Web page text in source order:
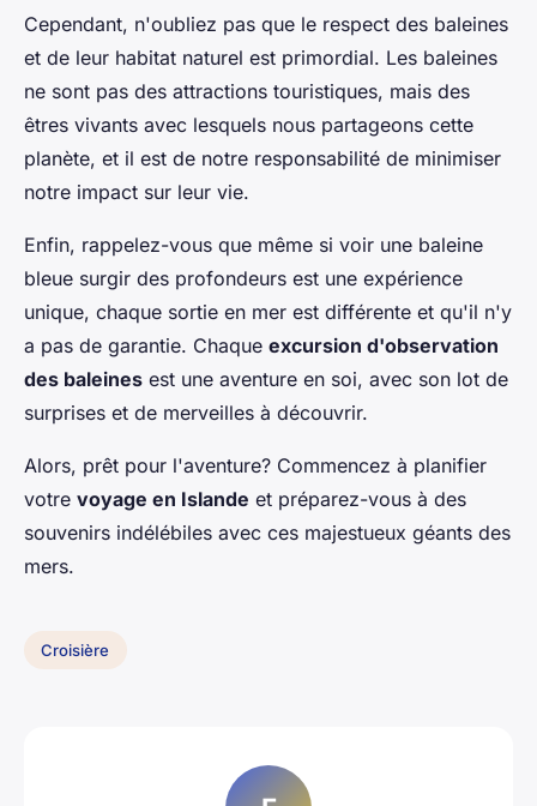
Cependant, n'oubliez pas que le respect des baleines
et de leur habitat naturel est primordial. Les baleines
ne sont pas des attractions touristiques, mais des
êtres vivants avec lesquels nous partageons cette
planète, et il est de notre responsabilité de minimiser
notre impact sur leur vie.
Enfin, rappelez-vous que même si voir une baleine
bleue surgir des profondeurs est une expérience
unique, chaque sortie en mer est différente et qu'il n'y
a pas de garantie. Chaque excursion d'observation
des baleines est une aventure en soi, avec son lot de
surprises et de merveilles à découvrir.
Alors, prêt pour l'aventure? Commencez à planifier
votre voyage en Islande et préparez-vous à des
souvenirs indélébiles avec ces majestueux géants des
mers.
Croisière